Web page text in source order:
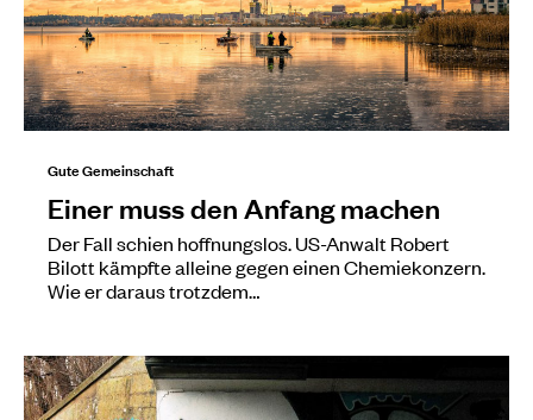
Gute Gemeinschaft
Einer muss den Anfang machen
Der Fall schien hoffnungslos. US-Anwalt Robert
Bilott kämpfte alleine gegen einen Chemiekonzern.
Wie er daraus trotzdem…